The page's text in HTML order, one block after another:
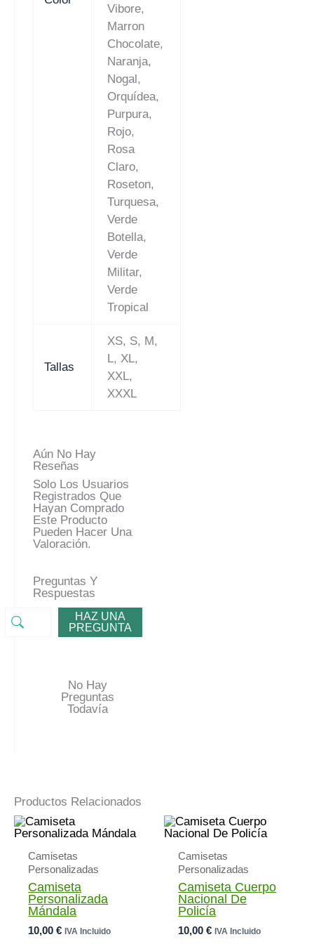
Vibore,
Marron
Chocolate,
Naranja,
Nogal,
Orquídea,
Purpura,
Rojo,
Rosa
Claro,
Roseton,
Turquesa,
Verde
Botella,
Verde
Militar,
Verde
Tropical
Tallas
XS, S, M,
L, XL,
XXL,
XXXL
Aún No Hay
Reseñas
Solo Los Usuarios
Registrados Que
Hayan Comprado
Este Producto
Pueden Hacer Una
Valoración.
Preguntas Y
Respuestas
HAZ UNA
PREGUNTA
No Hay
Preguntas
Todavía
Productos Relacionados
Camisetas
Personalizadas
Camiseta
Personalizada
Mándala
10,00€ IVA Incluido
Camisetas
Personalizadas
Camiseta Cuerpo
Nacional De
Policía
10,00€ IVA Incluido